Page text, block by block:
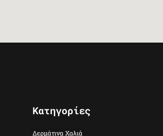
Κατηγορίες
Δερμάτινα Χαλιά